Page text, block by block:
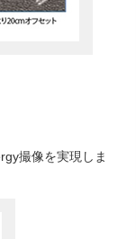
撮像を実現しま